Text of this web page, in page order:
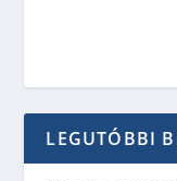
LEGUTÓBBI